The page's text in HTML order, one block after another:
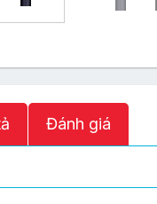
Đánh giá